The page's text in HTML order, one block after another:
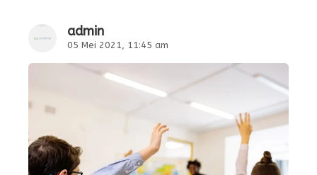
admin
05 Mei 2021, 11:45 am